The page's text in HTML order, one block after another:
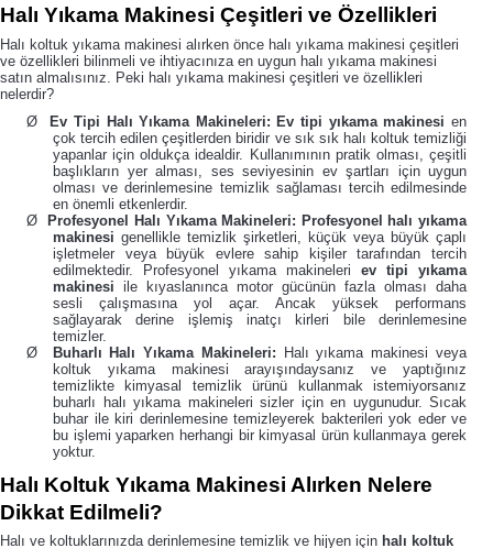
Halı Yıkama Makinesi Çeşitleri ve Özellikleri
Halı koltuk yıkama makinesi alırken önce halı yıkama makinesi çeşitleri
ve özellikleri bilinmeli ve ihtiyacınıza en uygun halı yıkama makinesi
satın almalısınız. Peki halı yıkama makinesi çeşitleri ve özellikleri
nelerdir?
Ø
Ev Tipi Halı Yıkama Makineleri: Ev tipi yıkama makinesi en
çok tercih edilen çeşitlerden biridir ve sık sık halı koltuk temizliği
yapanlar için oldukça idealdir. Kullanımının pratik olması, çeşitli
başlıkların yer alması, ses seviyesinin ev şartları için uygun
olması ve derinlemesine temizlik sağlaması tercih edilmesinde
en önemli etkenlerdir.
Ø
Profesyonel Halı Yıkama Makineleri: Profesyonel halı yıkama
makinesi genellikle temizlik şirketleri, küçük veya büyük çaplı
işletmeler veya büyük evlere sahip kişiler tarafından tercih
edilmektedir. Profesyonel yıkama makineleri ev tipi yıkama
makinesi ile kıyaslanınca motor gücünün fazla olması daha
sesli çalışmasına yol açar. Ancak yüksek performans
sağlayarak derine işlemiş inatçı kirleri bile derinlemesine
temizler.
Ø
Buharlı Halı Yıkama Makineleri:
Halı yıkama makinesi veya
koltuk yıkama makinesi arayışındaysanız ve yaptığınız
temizlikte kimyasal temizlik ürünü kullanmak istemiyorsanız
buharlı halı yıkama makineleri sizler için en uygunudur. Sıcak
buhar ile kiri derinlemesine temizleyerek bakterileri yok eder ve
bu işlemi yaparken herhangi bir kimyasal ürün kullanmaya gerek
yoktur.
Halı Koltuk Yıkama Makinesi Alırken Nelere
Dikkat Edilmeli?
Halı ve koltuklarınızda derinlemesine temizlik ve hijyen için halı koltuk